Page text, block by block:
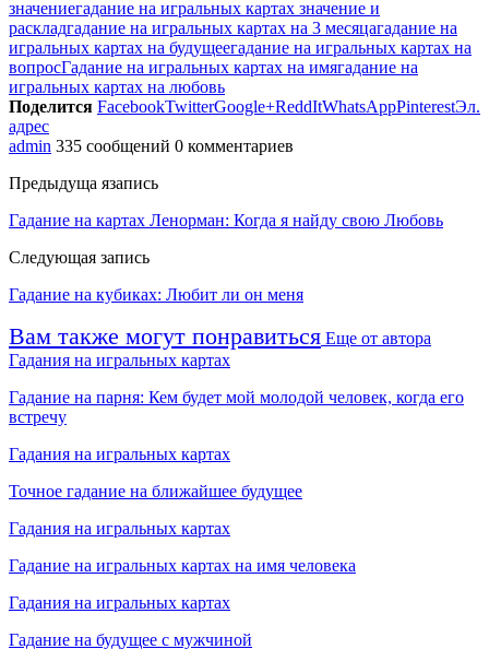
значениегадание на игральных картах значение и
раскладгадание на игральных картах на 3 месяцагадание на
игральных картах на будущеегадание на игральных картах на
вопросГадание на игральных картах на имягадание на
игральных картах на любовь
Поделится FacebookTwitterGoogle+ReddItWhatsAppPinterestЭл.
адрес
admin 335 сообщений 0 комментариев
Предыдуща язапись
Гадание на картах Ленорман: Когда я найду свою Любовь
Следующая запись
Гадание на кубиках: Любит ли он меня
Вам также могут понравиться Еще от автора
Гадания на игральных картах
Гадание на парня: Кем будет мой молодой человек, когда его
встречу
Гадания на игральных картах
Точное гадание на ближайшее будущее
Гадания на игральных картах
Гадание на игральных картах на имя человека
Гадания на игральных картах
Гадание на будущее с мужчиной